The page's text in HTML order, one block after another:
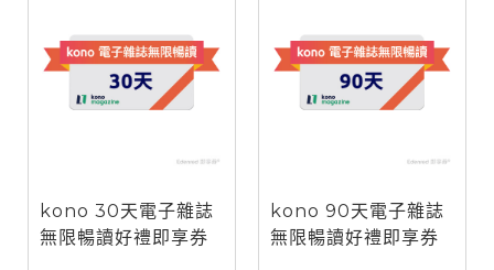
kono 30天電子雜誌
無限暢讀好禮即享券
kono 90天電子雜誌
無限暢讀好禮即享券